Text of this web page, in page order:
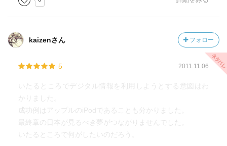
この夢のような世界の実現に著者は尽力されていますが、
とも示唆されています。
kaizenさん フォロー
5 2011.11.06
いたるところでデジタル情報を利用しようとする意図はわ
かりました。
成功例はアップルのiPodであることも分かりました。
最終章の日本が見るべき夢がつながりませんでした。
いたるところで何がしたいのだろう。